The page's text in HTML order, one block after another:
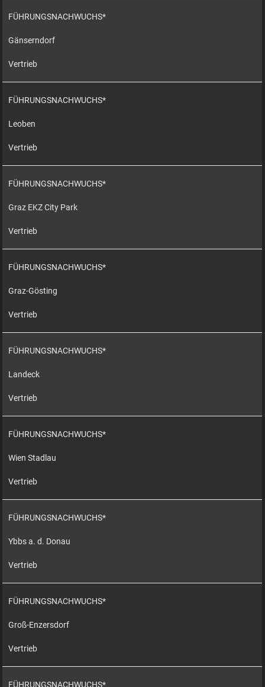
FÜHRUNGSNACHWUCHS*
Gänserndorf
Vertrieb
FÜHRUNGSNACHWUCHS*
Leoben
Vertrieb
FÜHRUNGSNACHWUCHS*
Graz EKZ City Park
Vertrieb
FÜHRUNGSNACHWUCHS*
Graz-Gösting
Vertrieb
FÜHRUNGSNACHWUCHS*
Landeck
Vertrieb
FÜHRUNGSNACHWUCHS*
Wien Stadlau
Vertrieb
FÜHRUNGSNACHWUCHS*
Ybbs a. d. Donau
Vertrieb
FÜHRUNGSNACHWUCHS*
Groß-Enzersdorf
Vertrieb
FÜHRUNGSNACHWUCHS*